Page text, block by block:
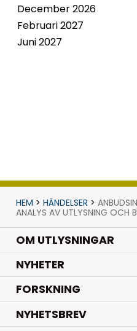
December 2026
Februari 2027
Juni 2027
HEM > HÄNDELSER >
ANALYS AV UTLYSNING OCH
OM UTLYSNINGAR
NYHETER.
FORSKNING.
NYHETSBREV